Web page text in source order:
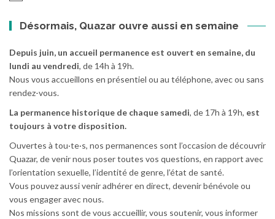
Désormais, Quazar ouvre aussi en semaine
Depuis juin, un accueil permanence est ouvert en semaine, du
lundi au vendredi, de 14h à 19h.
Nous vous accueillons en présentiel ou au téléphone, avec ou sans
rendez-vous.
La permanence historique de chaque samedi, de 17h à 19h, est
toujours à votre disposition.
Ouvertes à tou·te·s, nos permanences sont l’occasion de découvrir
Quazar, de venir nous poser toutes vos questions, en rapport avec
l’orientation sexuelle, l’identité de genre, l’état de santé.
Vous pouvez aussi venir adhérer en direct, devenir bénévole ou
vous engager avec nous.
Nos missions sont de vous accueillir, vous soutenir, vous informer